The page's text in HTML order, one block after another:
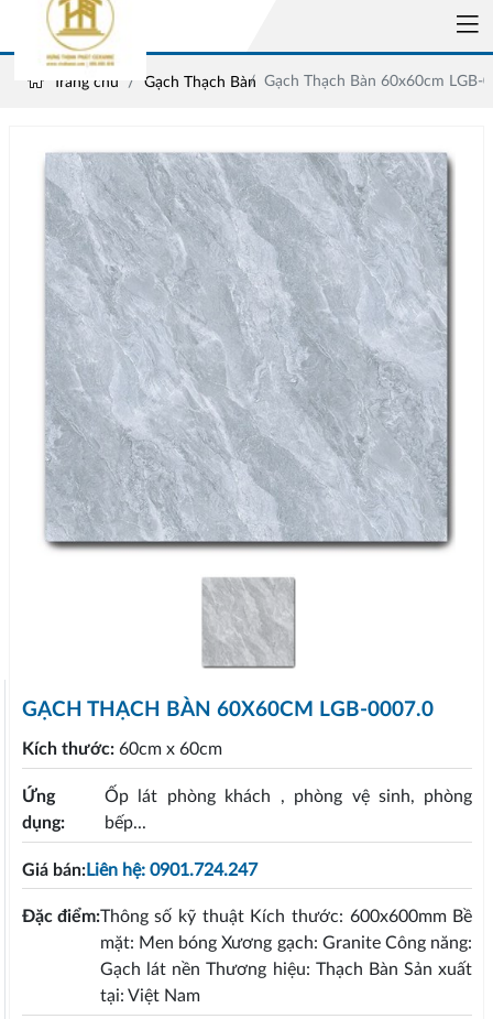
Trang chủ Gạch Thạch Bàn Gạch Thạch Bàn 60x60cm LGB-
GẠCH THẠCH BÀN 60X60CM LGB-0007.0
Kích thước: 60cm x 60cm
Ứng
dụng:
Ốp lát phòng khách , phòng vệ sinh, phòng
bếp...
Giá bán:Liên hệ: 0901.724.247
Đặc điểm:Thông số kỹ thuật Kích thước: 600x600mm Bề
mặt: Men bóng Xương gạch: Granite Công năng:
Gạch lát nền Thương hiệu: Thạch Bàn Sản xuất
tại: Việt Nam